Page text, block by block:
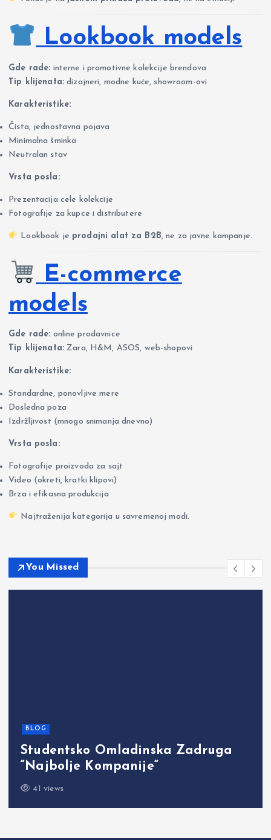
Lookbook models
Gde rade: interne i promotivne kolekcije brendova
Tip klijenata: dizajneri, modne kuće, showroom-ovi
Karakteristike:
Čista, jednostavna pojava
Minimalna šminka
Neutralan stav
Vrsta posla:
Prezentacija cele kolekcije
Fotografije za kupce i distributere
Lookbook je prodajni alat za B2B, ne za javne kampanje.
E-commerce
models
Gde rade: online prodavnice
Tip klijenata: Zara, H&M, ASOS, web-shopovi
Karakteristike:
Standardne, ponovljive mere
Dosledna poza
Izdržljivost (mnogo snimanja dnevno)
Vrsta posla:
Fotografije proizvoda za sajt
Video (okreti, kratki klipovi)
Brza i efikasna produkcija
Najtraženija kategorija u savremenoj modi.
You Missed
BLOG
Studentsko Omladinska Zadruga
“Najbolje Kompanije“
41 views